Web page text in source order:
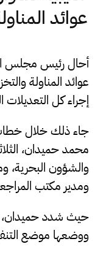
عوائد
أحال رئيس مجلس
عوائد المناولة
إجراء كل
جاء ذلك خلال
محمد حميدان،
والشؤون البحرية،
ومدير مكتب
حيث شدد حميدان،
ووضعها موضع